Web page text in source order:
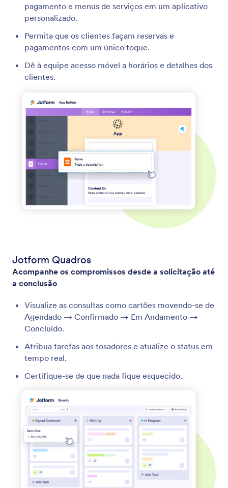
pagamento e menus de serviços em um aplicativo
personalizado.
Permita que os clientes façam reservas e
pagamentos com um único toque.
Dê à equipe acesso móvel a horários e detalhes dos
clientes.
Jotform Quadros
Acompanhe os compromissos desde a solicitação até
a conclusão
Visualize as consultas como cartões movendo-se de
Agendado → Confirmado → Em Andamento →
Concluído.
Atribua tarefas aos tosadores e atualize o status em
tempo real.
Certifique-se de que nada fique esquecido.